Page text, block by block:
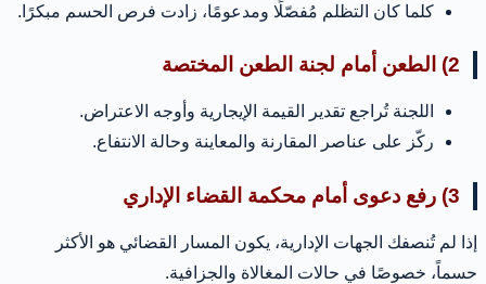
كلما كان التظلم مُفصّلًا ومدعومًا، زادت فرص الحسم مبكرًا.
2) الطعن أمام لجنة الطعن المختصة
اللجنة تُراجع تقدير القيمة الإيجارية وأوجه الاعتراض.
ركّز على عناصر المقارنة والمعاينة وحالة الانتفاع.
3) رفع دعوى أمام محكمة القضاء الإداري
إذا لم تُنصفك الجهات الإدارية، يكون المسار القضائي هو الأكثر
حسماً، خصوصًا في حالات المغالاة والجزافية.